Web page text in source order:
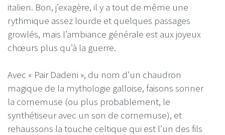
italien. Bon, j’exagère, il y a tout de même une
rythmique assez lourde et quelques passages
growlés, mais l’ambiance générale est aux joyeux
chœurs plus qu’à la guerre.
Avec « Pair Dadeni », du nom d’un chaudron
magique de la mythologie galloise, faisons sonner
la cornemuse (ou plus probablement, le
synthétiseur avec un son de cornemuse), et
rehaussons la touche celtique qui est l’un des fils